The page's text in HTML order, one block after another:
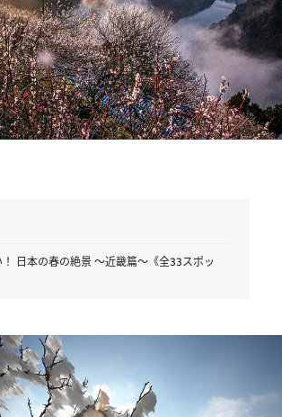
日本の春の絶景 ～近畿篇～《全33スポッ